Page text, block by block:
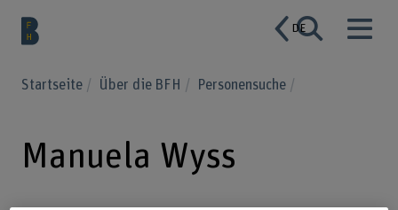
DE
Startseite Über die BFH Personensuche
Manuela Wyss